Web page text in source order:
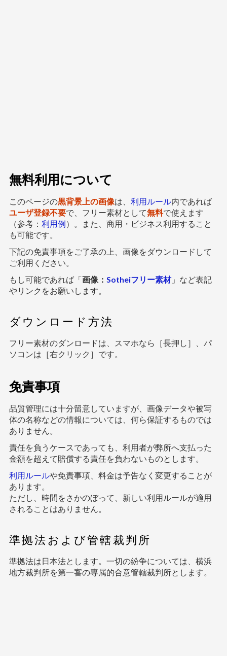
無料利用について
このページの黒背景上の画像は、 利用ルール内であれば
ユーザ登録不要で、フリー素材として無料で使えます
（参考： 利用例）。また、商用・ビジネス利用すること
も可能です。
下記の免責事項をご了承の上、画像をダウンロードして
ご利用ください。
もし可能であれば「画像： Sotheiフリー素材」など表記
やリンクをお願いします。
ダウンロード方法
フリー素材のダンロードは、スマホなら［長押し］、パ
ソコンは［右クリック］です。
免責事項
品質管理には十分留意していますが、画像データや被写
体の名称などの情報については、何ら保証するものでは
ありません。
責任を負うケースであっても、利用者が弊所へ支払った
金額を超えて賠償する責任を負わないものとします。
利用ルールや免責事項、料金は予告なく変更することが
あります。
ただし、時間をさかのぼって、新しい利用ルールが適用
されることはありません。
準拠法および管轄裁判所
準拠法は日本法とします。一切の紛争については、横浜
地方裁判所を第一審の専属的合意管轄裁判所とします。